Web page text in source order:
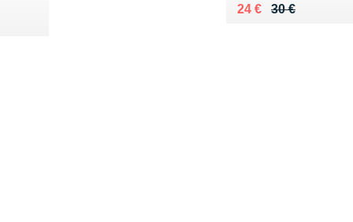
30 €
Au lieu de 30 €
24 €
Vendu 24 €